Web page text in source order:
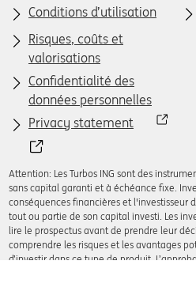
Conditions d’utilisation
Risques, coûts et
valorisations
Confidentialité des
données personnelles
Privacy statement
Attention: Les Turbos ING sont des
sans capital garanti et à échéance fixe.
conséquences financières et l'investisseur
tout ou partie de son capital investi. Les
lire le prospectus avant de prendre leur
comprendre les risques et les avantages
d’investir dans ce type de produit.